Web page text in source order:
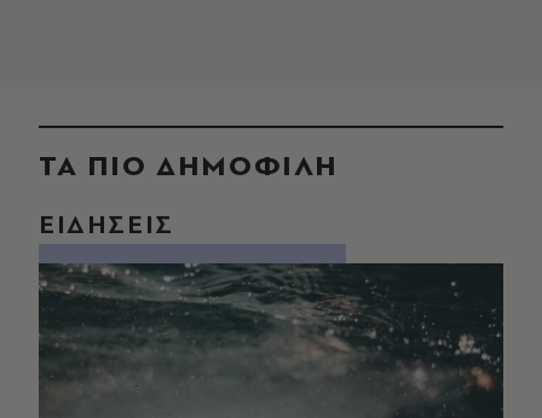
ΤΑ ΠΙΟ ΔΗΜΟΦΙΛΗ
ΕΙΔΗΣΕΙΣ